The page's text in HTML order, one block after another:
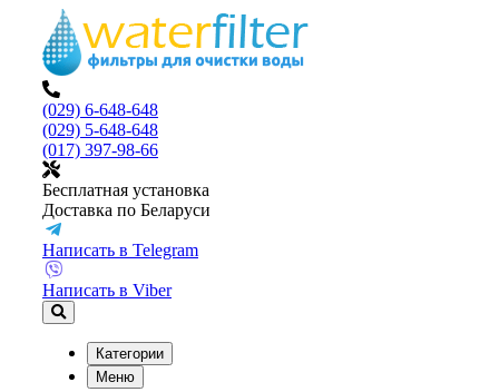
(029) 6-648-648
(029) 5-648-648
(017) 397-98-66
Бесплатная установка
Доставка по Беларуси
Написать в Telegram
Написать в Viber
Категории
Меню